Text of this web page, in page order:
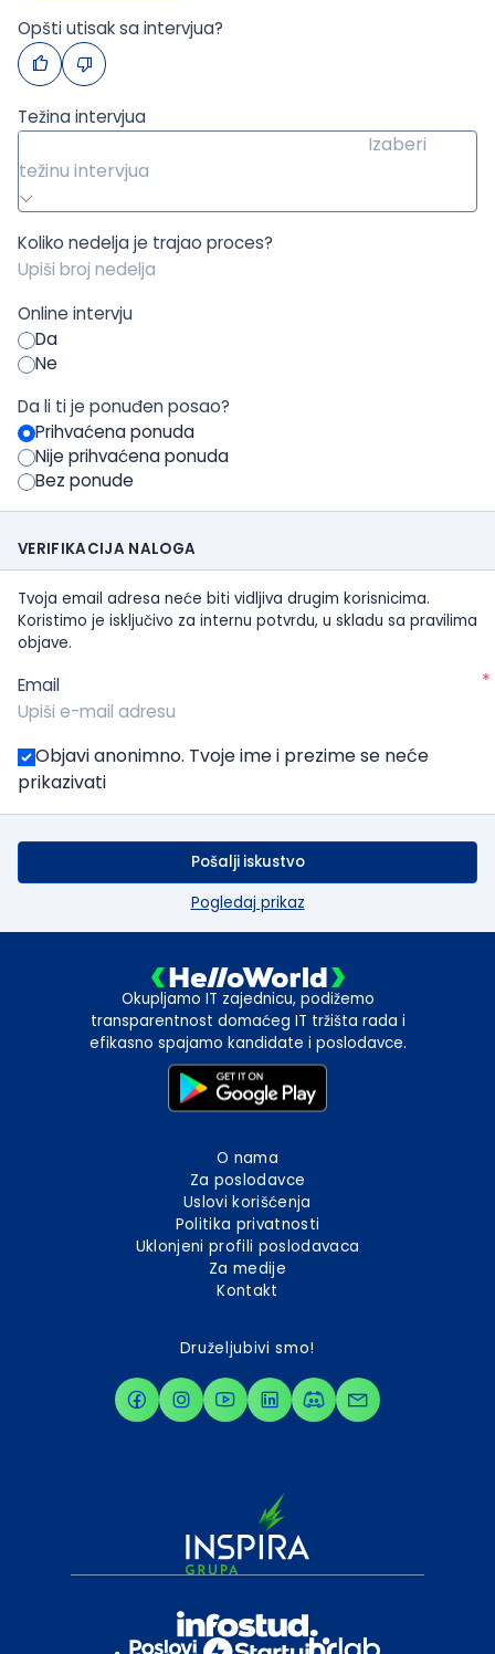
Opšti utisak sa intervjua?
Težina intervjua
Izaberi
težinu intervjua
Koliko nedelja je trajao proces?
Online intervju
Da
Ne
Da li ti je ponuđen posao?
Prihvaćena ponuda
Nije prihvaćena ponuda
Bez ponude
VERIFIKACIJA NALOGA
Tvoja email adresa neće biti vidljiva drugim korisnicima.
Koristimo je isključivo za internu potvrdu, u skladu sa pravilima
objave.
Email *
Objavi anonimno. Tvoje ime i prezime se neće
prikazivati
Pošalji iskustvo
Pogledaj prikaz
Okupljamo IT zajednicu, podižemo
transparentnost domaćeg IT tržišta rada i
efikasno spajamo kandidate i poslodavce.
O nama
Za poslodavce
Uslovi korišćenja
Politika privatnosti
Uklonjeni profili poslodavaca
Za medije
Kontakt
Druželjubivi smo!